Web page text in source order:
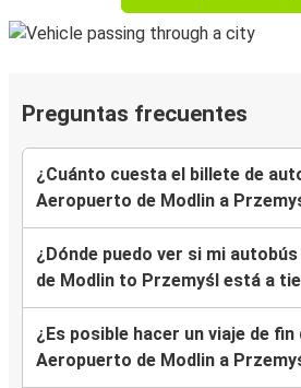
Preguntas frecuentes
¿Cuánto cuesta el billete de
Aeropuerto de Modlin a
¿Dónde puedo ver si mi
de Modlin to Przemyśl está a
¿Es posible hacer un viaje de fin
Aeropuerto de Modlin a